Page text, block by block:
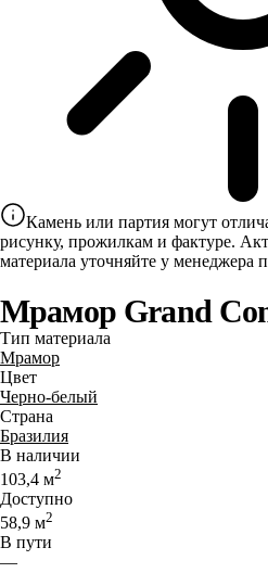
Камень или партия могут
рисунку, прожилкам и фактуре.
материала уточняйте у менеджера
Мрамор Grand
Тип материала
Мрамор
Цвет
Черно-белый
Страна
Бразилия
В наличии
103,4 м2
Доступно
58,9 м2
В пути
—